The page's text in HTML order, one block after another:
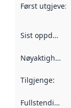
Først utgjeve:
Sist oppdatert
Nøyaktigheit
Tilgjenge:
Fullstendigheit